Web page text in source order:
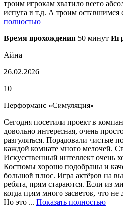
троим игрокам хватило всего
испуга и т.д. А троим оставшимся
полностью
Время прохождения 50 минут
Айна
26.02.2026
10
Перформанс «Симуляция»
Сегодня посетили проект в
довольно интересная, очень
разгуляться. Порадовали чистые
каждой комнате много мелочей.
Искусственный интеллект очень
Костюмы хорошо подобраны и
большой плюс. Игра актёров на
ребята, прям стараются. Если из
когда прям много засветов, что не
Но это ... Показать полностью